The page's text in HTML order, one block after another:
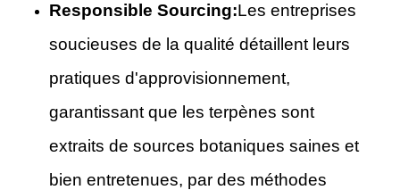
Responsible Sourcing:Les entreprises
soucieuses de la qualité détaillent leurs
pratiques d'approvisionnement,
garantissant que les terpènes sont
extraits de sources botaniques saines et
bien entretenues, par des méthodes